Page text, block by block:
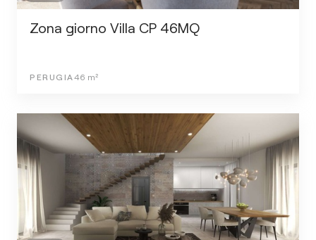
Zona giorno Villa CP 46MQ
PERUGIA 46 m²